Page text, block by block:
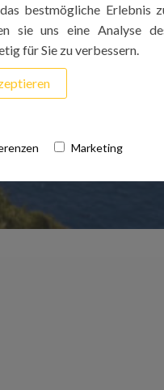
bestmögliche Erlebnis
sie uns eine Analyse
für Sie zu verbessern.
Marketing